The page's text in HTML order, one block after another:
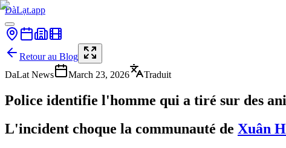
ĐàLạt.app
Retour au Blog
DaLat News
March 23, 2026 Traduit
Police identifie l'homme qui a tiré sur des
L'incident choque la communauté de Xuân